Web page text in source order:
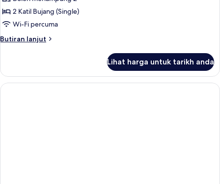
Twin
Standard
2 Katil Bujang (Single)
Wi-Fi percuma
Butiran lanjut
Butiran
Standard
Lihat harga untuk tarikh anda